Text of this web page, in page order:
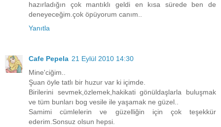
hazırladığın çok mantıklı geldi en kısa sürede ben de
deneyeceğim.çok öpüyorum canım..
Yanıtla
Cafe Pepela 21 Eylül 2010 14:30
Mine'ciğim..
Şuan öyle tatlı bir huzur var ki içimde.
Birilerini sevmek,özlemek,hakikati gönüldaşlarla buluşmak
ve tüm bunları bog vesile ile yaşamak ne güzel..
Samimi cümlelerin ve güzelliğin için çok teşekkür
ederim.Sonsuz olsun hepsi.